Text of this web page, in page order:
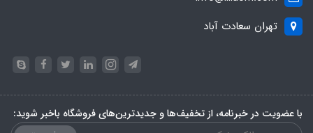
تهران سعادت آباد
با عضویت در خبرنامه، از تخفیف‌ها و جدیدترین‌های فروشگاه باخبر شوید: